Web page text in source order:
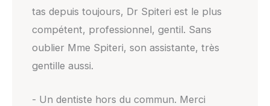
tas depuis toujours, Dr Spiteri est le plus
compétent, professionnel, gentil. Sans
oublier Mme Spiteri, son assistante, très
gentille aussi.
- Un dentiste hors du commun. Merci